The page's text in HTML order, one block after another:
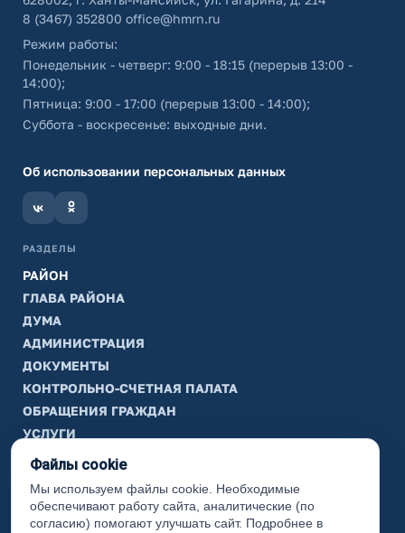
8 (3467) 352800 office@hmrn.ru
Режим работы:
Понедельник - четверг: 9:00 - 18:15 (перерыв 13:00 -
14:00);
Пятница: 9:00 - 17:00 (перерыв 13:00 - 14:00);
Суббота - воскресенье: выходные дни.
Об использовании персональных данных
РАЗДЕЛЫ
РАЙОН
ГЛАВА РАЙОНА
ДУМА
АДМИНИСТРАЦИЯ
ДОКУМЕНТЫ
КОНТРОЛЬНО-СЧЕТНАЯ ПАЛАТА
ОБРАЩЕНИЯ ГРАЖДАН
УСЛУГИ
ТИК
ИНФОРМАЦИЯ
Законодательная карта
Файлы cookie
Мы используем файлы cookie. Необходимые
обеспечивают работу сайта, аналитические (по
согласию) помогают улучшать сайт. Подробнее в